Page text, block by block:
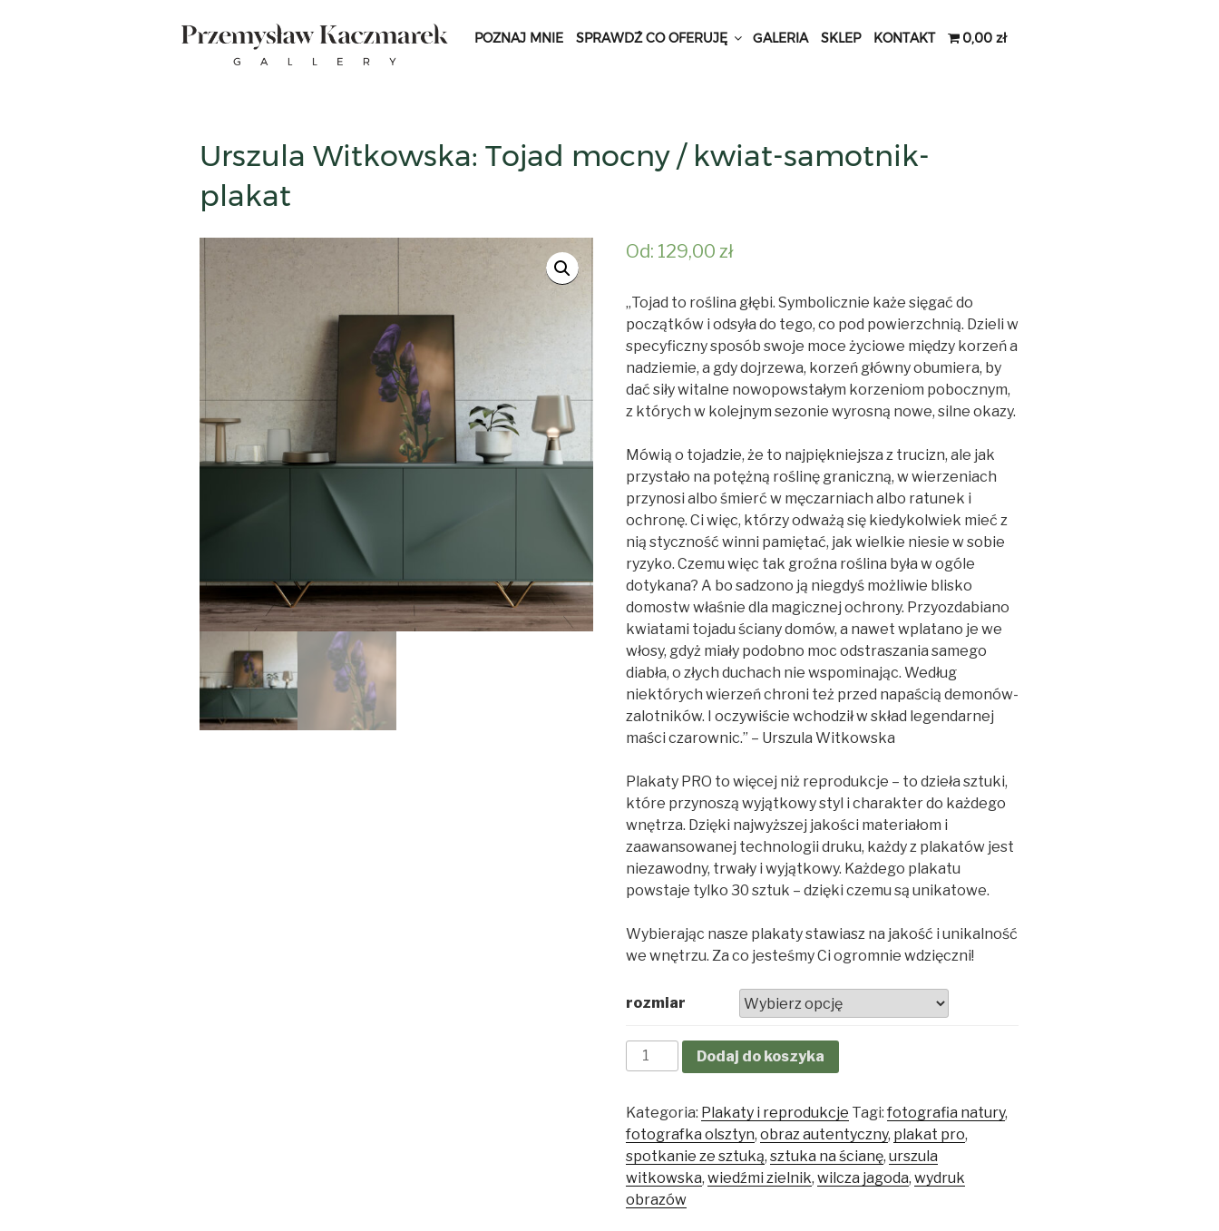
POZNAJ MNIE SPRAWDŹ CO OFERUJĘ GALERIA SKLEP KONTAKT 0,00 zł
Urszula Witkowska: Tojad mocny / kwiat-samotnik-
plakat
Od: 129,00zł
„Tojad to roślina głębi. Symbolicznie każe sięgać do
początków i odsyła do tego, co pod powierzchnią. Dzieli w
specyficzny sposób swoje moce życiowe między korzeń a
nadziemie, a gdy dojrzewa, korzeń główny obumiera, by
dać siły witalne nowopowstałym korzeniom pobocznym,
z których w kolejnym sezonie wyrosną nowe, silne okazy.
Mówią o tojadzie, że to najpiękniejsza z trucizn, ale jak
przystało na potężną roślinę graniczną, w wierzeniach
przynosi albo śmierć w męczarniach albo ratunek i
ochronę. Ci więc, którzy odważą się kiedykolwiek mieć z
nią styczność winni pamiętać, jak wielkie niesie w sobie
ryzyko. Czemu więc tak groźna roślina była w ogóle
dotykana? A bo sadzono ją niegdyś możliwie blisko
domostw właśnie dla magicznej ochrony. Przyozdabiano
kwiatami tojadu ściany domów, a nawet wplatano je we
włosy, gdyż miały podobno moc odstraszania samego
diabła, o złych duchach nie wspominając. Według
niektórych wierzeń chroni też przed napaścią demonów-
zalotników. I oczywiście wchodził w skład legendarnej
maści czarownic.” – Urszula Witkowska
Plakaty PRO to więcej niż reprodukcje – to dzieła sztuki,
które przynoszą wyjątkowy styl i charakter do każdego
wnętrza. Dzięki najwyższej jakości materiałom i
zaawansowanej technologii druku, każdy z plakatów jest
niezawodny, trwały i wyjątkowy. Każdego plakatu
powstaje tylko 30 sztuk – dzięki czemu są unikatowe.
Wybierając nasze plakaty stawiasz na jakość i unikalność
we wnętrzu. Za co jesteśmy Ci ogromnie wdzięczni!
rozmiar
ilość
Urszula
Tojad
mocny
/
kwiat-
samotnik-
Dodaj do koszyka
Kategoria: Plakaty i reprodukcje Tagi:fotografia natury,
fotografka olsztyn,obraz autentyczny, plakat pro,
spotkanie ze sztuką,sztuka na ścianę,urszula
witkowska,wiedźmi zielnik,wilcza jagoda,wydruk
obrazów